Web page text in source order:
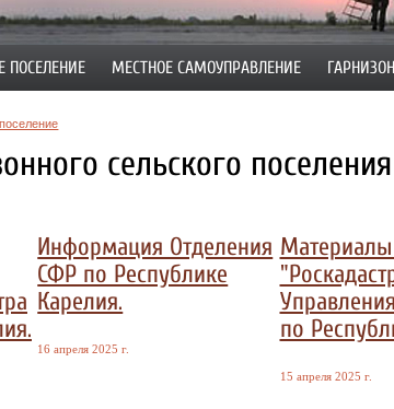
ПОСЕЛЕНИЕ МЕСТНОЕ САМОУПРАВЛЕНИЕ
сельского поселения
Информация Отделения
СФР по Республике
Карелия.
16 апреля 2025 г.
по
15 апреля 2025 г.